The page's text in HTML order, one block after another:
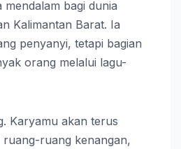
mendalam bagi dunia
Kalimantan Barat. Ia
penyanyi, tetapi bagian
orang melalui lagu-
Karyamu akan terus
ruang-ruang kenangan,